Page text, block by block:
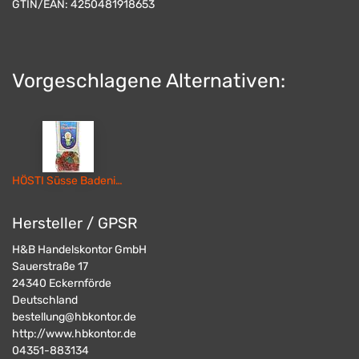
GTIN/EAN: 4250481918653
Vorgeschlagene Alternativen:
HÖSTI Süsse Badenixen
Hersteller / GPSR
H&B Handelskontor GmbH
Sauerstraße 17
24340 Eckernförde
Deutschland
bestellung@hbkontor.de
http://www.hbkontor.de
04351-883134